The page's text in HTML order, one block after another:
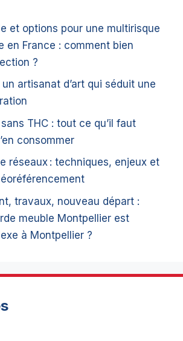
et options pour une multirisque
en France : comment bien
?
artisanat d’art qui séduit une
THC : tout ce qu’il faut
consommer
réseaux : techniques, enjeux et
travaux, nouveau départ :
meuble Montpellier est
à Montpellier ?